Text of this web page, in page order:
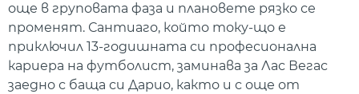
още в груповата фаза и плановете рязко се
променят. Сантиаго, който току-що е
приключил 13-годишната си професионална
кариера на футболист, заминава за Лас Вегас
заедно с баща си Дарио, както и с още от